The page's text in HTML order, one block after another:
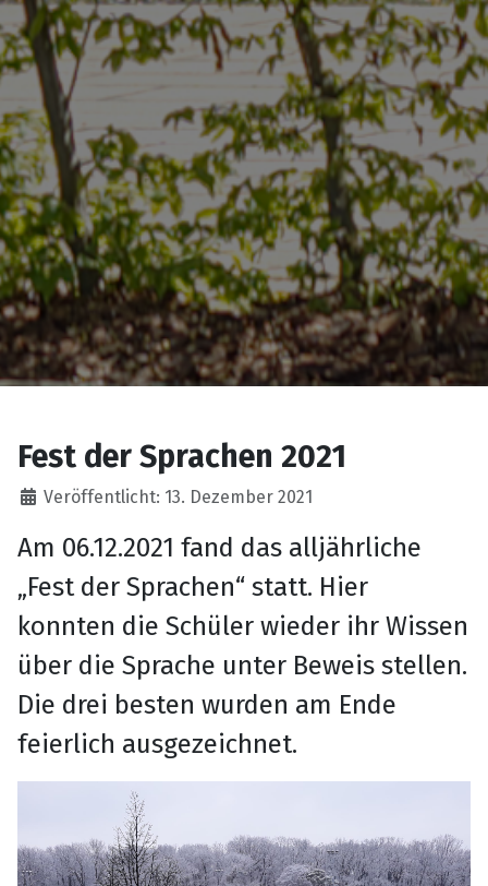
Fest der Sprachen 2021
Details
Veröffentlicht: 13. Dezember 2021
Am 06.12.2021 fand das alljährliche
„Fest der Sprachen“ statt. Hier
konnten die Schüler wieder ihr Wissen
über die Sprache unter Beweis stellen.
Die drei besten wurden am Ende
feierlich ausgezeichnet.